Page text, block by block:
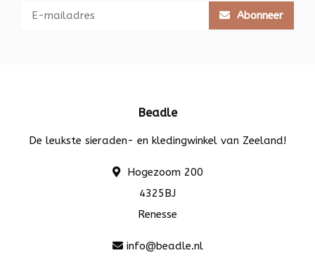
Abonneer
Beadle
De leukste sieraden- en kledingwinkel van Zeeland!
Hogezoom 200
4325BJ
Renesse
info@beadle.nl